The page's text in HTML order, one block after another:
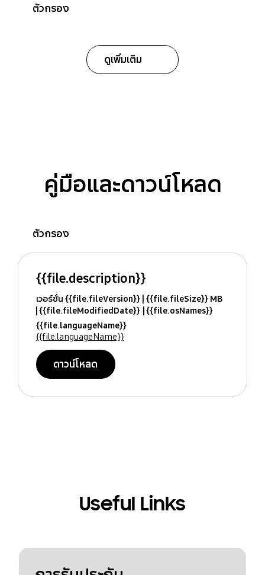
ตัวกรอง
ดูเพิ่มเติม
คู่มือและดาวน์โหลด
ตัวกรอง
{{file.description}}
เวอร์ชั่น {{file.fileVersion}} {{file.fileSize}} MB
{{file.fileModifiedDate}} {{file.osNames}}
{{file.languageName}}
{{file.languageName}}
ดาวน์โหลด
Useful Links